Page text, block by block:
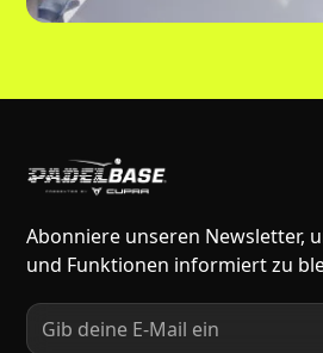
Abonniere unseren Newsletter,
und Funktionen informiert zu